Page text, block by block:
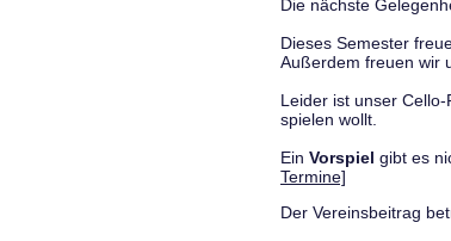
Die nächste
Dieses Semester
Außerdem freuen wir
Leider ist unser
spielen wollt.
Ein Vorspiel gibt es
Termine]
Der Vereinsbeitrag